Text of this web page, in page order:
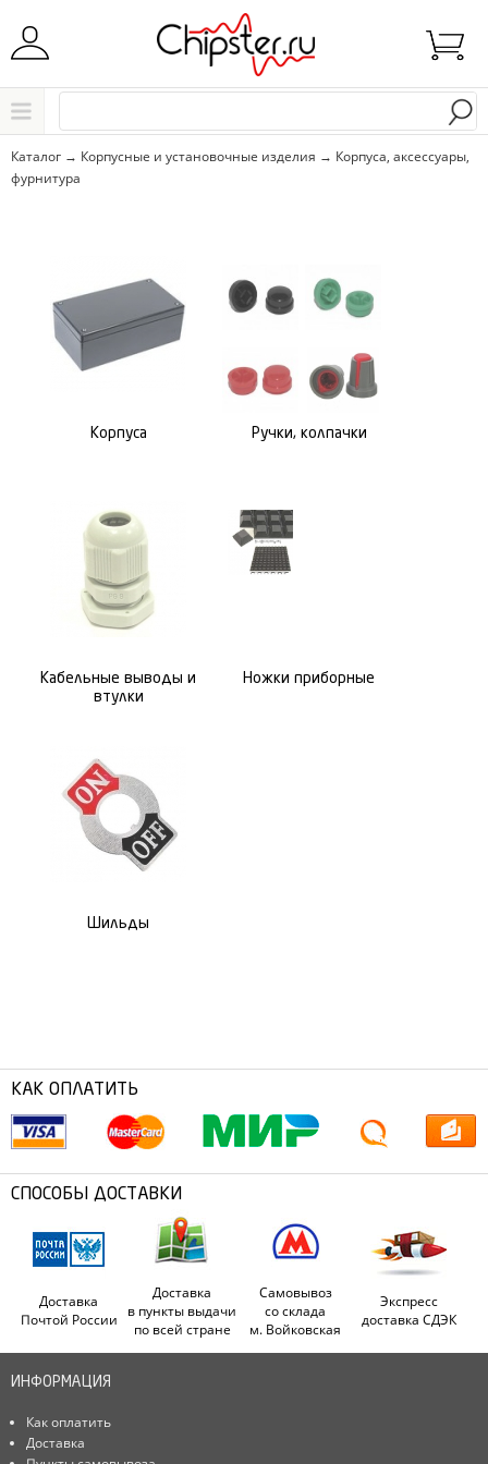
Начните водить название города..
Выбрать
Каталог → Корпусные и установочные изделия → Корпуса, аксессуары,
фурнитура
Корпуса Ручки, колпачки
Кабельные выводы и
втулки
Ножки приборные
Шильды
КАК ОПЛАТИТЬ
СПОСОБЫ ДОСТАВКИ
Доставка
Почтой России
Доставка
в пункты выдачи
по всей стране
Самовывоз
со склада
м. Войковская
Экспресс
доставка СДЭК
ИНФОРМАЦИЯ
Как оплатить
Доставка